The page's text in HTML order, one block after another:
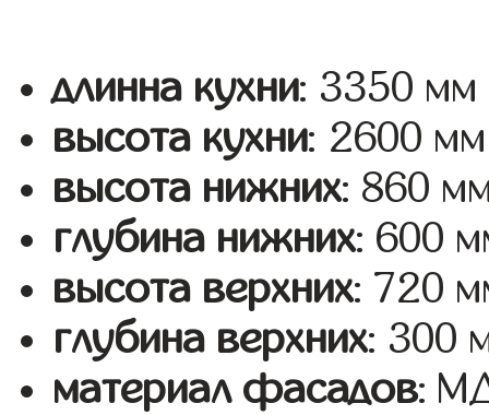
длинна кухни: 3350 мм
высота кухни: 2600 мм
высота нижних: 860
глубина нижних: 600
высота верхних: 720
глубина верхних: 300
материал фасадов: